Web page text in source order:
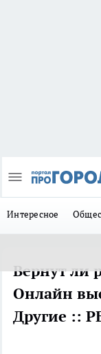
Интересное
Вернут ли
Онлайн
Другие ::